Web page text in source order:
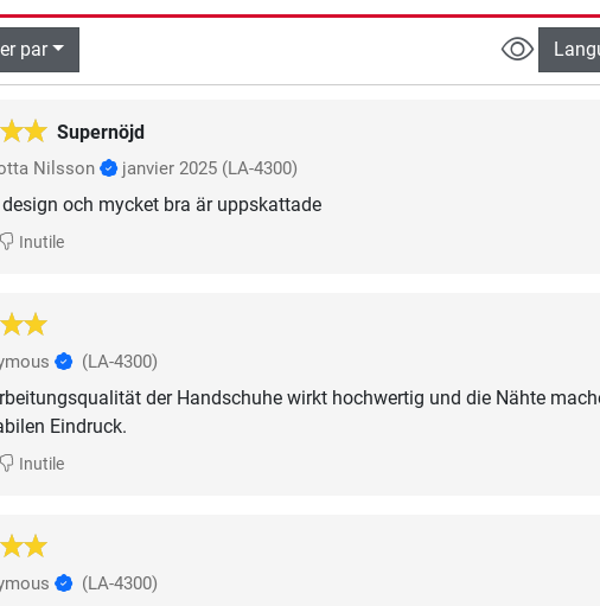
par
Supernöjd
Nilsson janvier 2025 (LA-4300)
och mycket bra är uppskattade
Inutile
(LA-4300)
der Handschuhe wirkt hochwertig und die Nähte
Eindruck.
Inutile
(LA-4300)